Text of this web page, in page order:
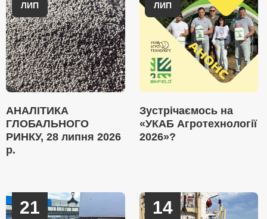
ЛИП
АНАЛІТИКА
ГЛОБАЛЬНОГО
РИНКУ, 28 липня 2026
р.
ЛИП
Зустрічаємось на
«УКАБ Агротехнології
2026»?
21 14